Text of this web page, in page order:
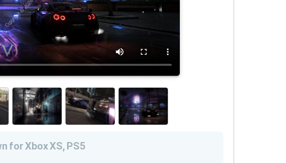
for Xbox XS, PS5